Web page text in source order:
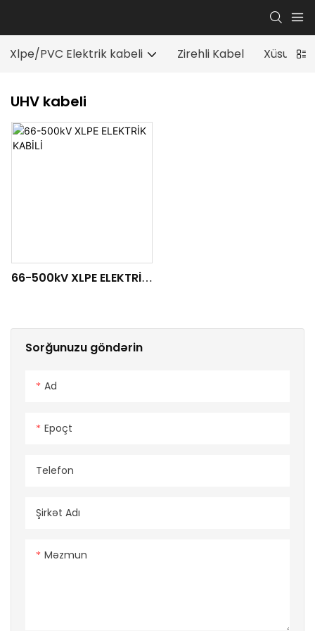
Xlpe/PVC Elektrik kabeli Zirehli Kabel Xüsusi
UHV kabeli
Sorğunuzu göndərin
Ad
Epoçt
Telefon
Şirkət Adı
Məzmun
66-500kV XLPE ELEKTRİK